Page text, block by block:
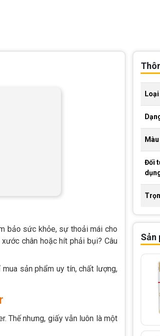
bảo sức khỏe, sự thoải mái cho
chân hoặc hít phải bụi? Câu
sản phẩm uy tín, chất lượng,
Thế nhưng, giấy vẫn luôn là một
Đối
Sản